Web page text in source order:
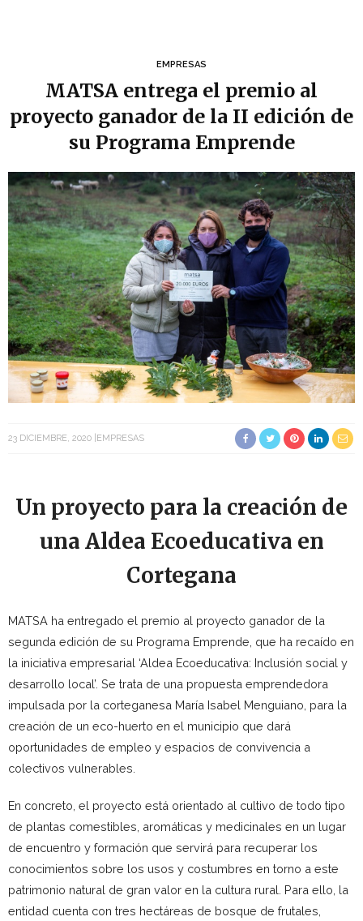
EMPRESAS
MATSA entrega el premio al
proyecto ganador de la II edición de
su Programa Emprende
23 DICIEMBRE, 2020 EMPRESAS
Un proyecto para la creación de
una Aldea Ecoeducativa en
Cortegana
MATSA ha entregado el premio al proyecto ganador de la
segunda edición de su Programa Emprende, que ha recaído en
la iniciativa empresarial ‘Aldea Ecoeducativa: Inclusión social y
desarrollo local’. Se trata de una propuesta emprendedora
impulsada por la corteganesa María Isabel Menguiano, para la
creación de un eco-huerto en el municipio que dará
oportunidades de empleo y espacios de convivencia a
colectivos vulnerables.
En concreto, el proyecto está orientado al cultivo de todo tipo
de plantas comestibles, aromáticas y medicinales en un lugar
de encuentro y formación que servirá para recuperar los
conocimientos sobre los usos y costumbres en torno a este
patrimonio natural de gran valor en la cultura rural. Para ello, la
entidad cuenta con tres hectáreas de bosque de frutales,